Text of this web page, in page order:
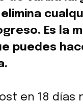
Es la
puedes
en 18 días